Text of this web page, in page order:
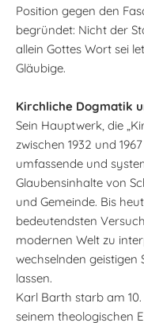
Position gegen den
begründet: Nicht der
allein Gottes Wort sei
Gläubige.
Kirchliche Dogmatik
Sein Hauptwerk, die
zwischen 1932 und
umfassende und
Glaubensinhalte von
und Gemeinde. Bis
bedeutendsten
modernen Welt zu
wechselnden
lassen.
Karl Barth starb am 10.
seinem theologischen